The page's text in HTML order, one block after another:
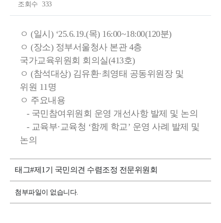
조회수 333
ㅇ (일시) ‘25.6.19.(목) 16:00~18:00(120분)
ㅇ (장소) 정부서울청사 본관 4층
국가교육위원회 회의실(413호)
ㅇ (참석대상) 김유환·최영태 공동위원장 및
위원 11명
ㅇ 주요내용
- 국민참여위원회 운영 개선사항 발제 및 논의
- 교육부·교육청 ‘함께 학교’ 운영 사례 발제 및
논의
태그#제1기 국민의견 수렴조정 전문위원회
첨부파일이 없습니다.